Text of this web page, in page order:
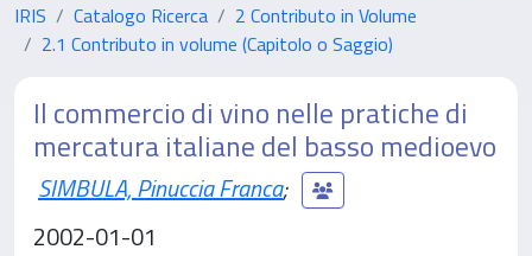
IRIS Catalogo Ricerca
2 Contributo in Volume
2.1 Contributo in volume (Capitolo o Saggio)
Il commercio di vino nelle pratiche di
mercatura italiane del basso medioevo
SIMBULA, Pinuccia Franca;
2002-01-01